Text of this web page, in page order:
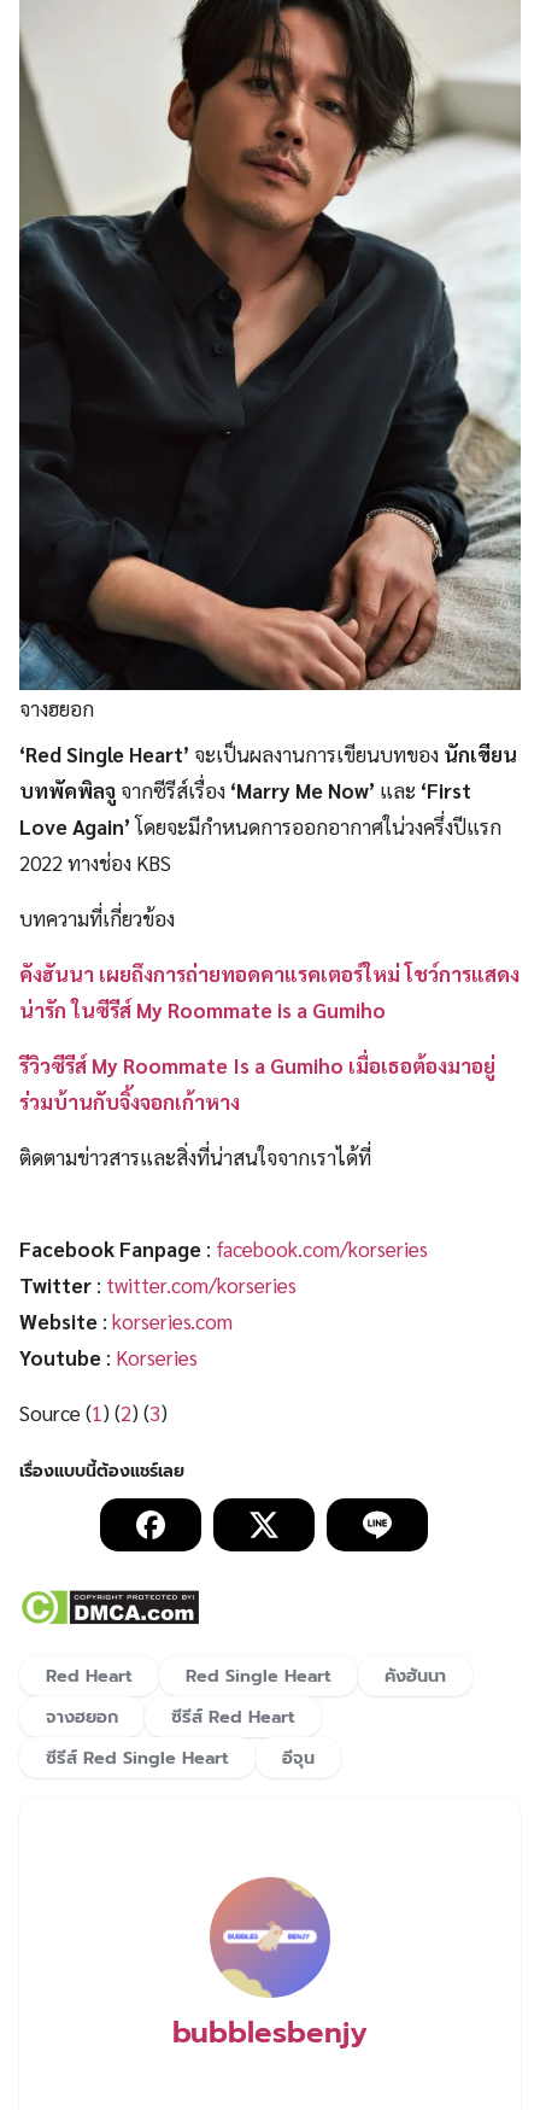
จางฮยอก
‘Red Single Heart’ จะเป็นผลงานการเขียนบทของ นักเขียน
บทพัคพิลจู จากซีรีส์เรื่อง ‘Marry Me Now’ และ ‘First
Love Again’โดยจะมีกำหนดการออกอากาศใน่วงครึ่งปีแรก
2022 ทางช่อง KBS
บทความที่เกี่ยวข้อง
คังฮันนา เผยถึงการถ่ายทอดคาแรคเตอร์ใหม่ โชว์การแสดง
น่ารัก ในซีรีส์ My Roommate is a Gumiho
รีวิวซีรีส์ My Roommate Is a Gumiho เมื่อเธอต้องมาอยู่
ร่วมบ้านกับจิ้งจอกเก้าหาง
ติดตามข่าวสารและสิ่งที่น่าสนใจจากเราได้ที่
Facebook Fanpage : facebook.com/korseries
Twitter : twitter.com/korseries
Website : korseries.com
Youtube : Korseries
Source (1) (2) (3)
Red Heart Red Single Heart
คังฮันนา
จางฮยอก
ซีรีส์ Red Heart
ซีรีส์ Red Single Heart
อีจุน
bubblesbenjy